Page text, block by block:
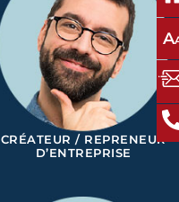
A
CRÉATEUR / REPRENEUR
D’ENTREPRISE